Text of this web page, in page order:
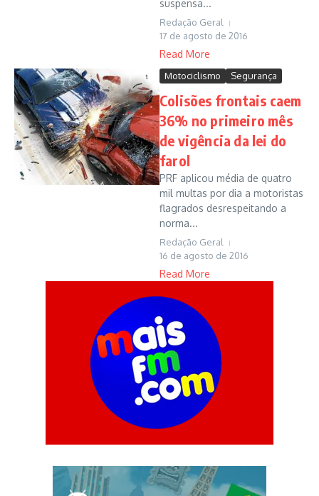
suspensa...
Redação Geral
17 de agosto de 2016
Read More
Motociclismo Segurança
Colisões frontais caem
36% no primeiro mês
de vigência da lei do
farol
PRF aplicou média de quatro
mil multas por dia a motoristas
flagrados desrespeitando a
norma...
Redação Geral
16 de agosto de 2016
Read More